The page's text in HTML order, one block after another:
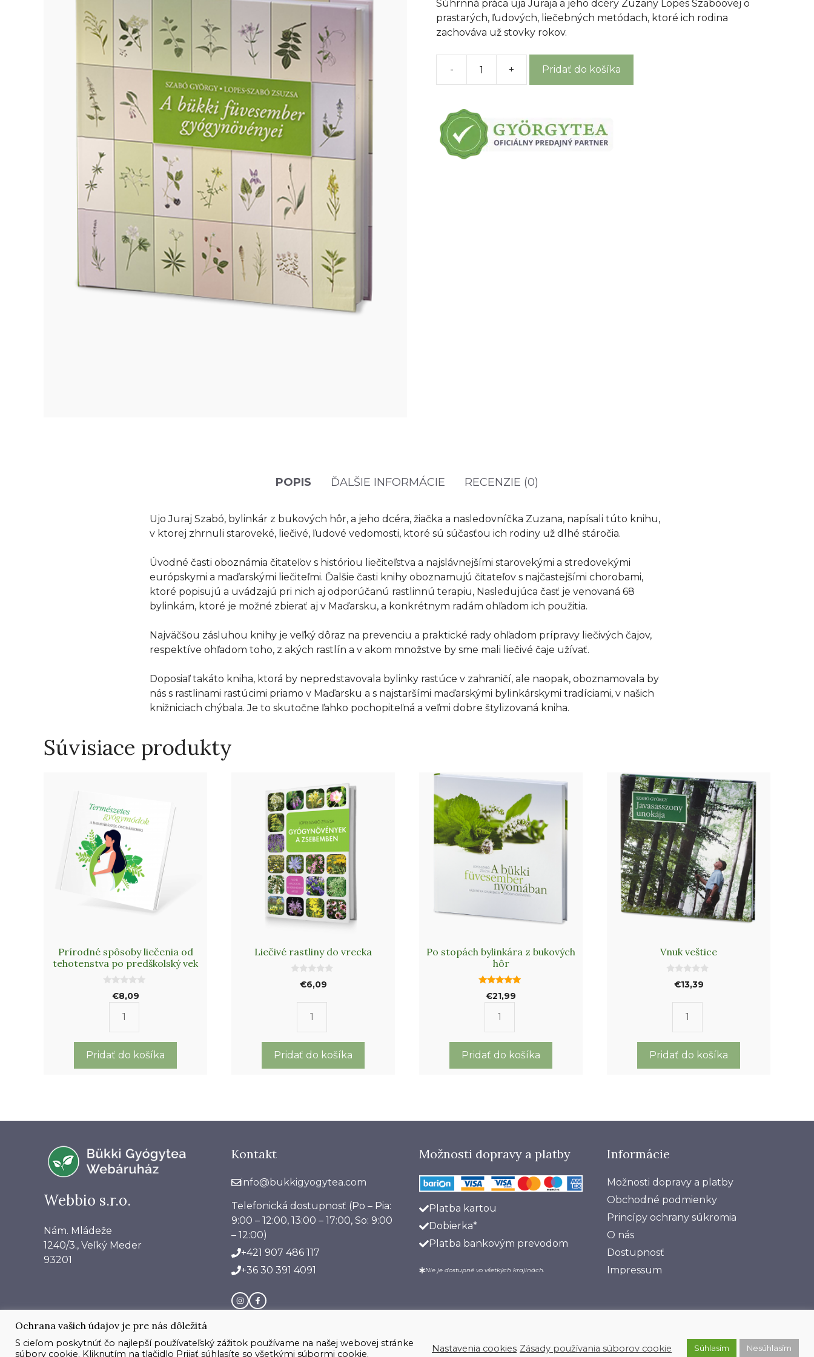
Súhrnná práca uja Juraja a jeho dcéry Zuzany Lopes Szabóovej o
prastarých, ľudových, liečebných metódach, ktoré ich rodina
zachováva už stovky rokov.
-
množstvo
z
bukových
hôr
+ Pridať do košíka
POPIS ĎALŠIE INFORMÁCIE RECENZIE (0)
Ujo Juraj Szabó, bylinkár z bukových hôr, a jeho dcéra, žiačka a nasledovníčka Zuzana, napísali túto knihu,
v ktorej zhrnuli staroveké, liečivé, ľudové vedomosti, ktoré sú súčasťou ich rodiny už dlhé stáročia.
Úvodné časti oboznámia čitateľov s históriou liečiteľstva a najslávnejšími starovekými a stredovekými
európskymi a maďarskými liečiteľmi. Ďalšie časti knihy oboznamujú čitateľov s najčastejšími chorobami,
ktoré popisujú a uvádzajú pri nich aj odporúčanú rastlinnú terapiu, Nasledujúca časť je venovaná 68
bylinkám, ktoré je možné zbierať aj v Maďarsku, a konkrétnym radám ohľadom ich použitia.
Najväčšou zásluhou knihy je veľký dôraz na prevenciu a praktické rady ohľadom prípravy liečivých čajov,
respektíve ohľadom toho, z akých rastlín a v akom množstve by sme mali liečivé čaje užívať.
Doposiaľ takáto kniha, ktorá by nepredstavovala bylinky rastúce v zahraničí, ale naopak, oboznamovala by
nás s rastlinami rastúcimi priamo v Maďarsku a s najstaršími maďarskými bylinkárskymi tradíciami, v našich
knižniciach chýbala. Je to skutočne ľahko pochopiteľná a veľmi dobre štylizovaná kniha.
Súvisiace produkty
Prírodné spôsoby liečenia od
tehotenstva po predškolský vek
€8,09
množstvo
spôsoby
liečenia
Pridať do košíka
Liečivé rastliny do vrecka
€6,09
množstvo
rastliny
do
Pridať do košíka
Po stopách bylinkára z bukových
hôr
5.00
out of 5
€21,99
množstvo
stopách
bylinkára
Pridať do košíka
Vnuk veštice
€13,39
množstvo
veštice
Pridať do košíka
Webbio s.r.o.
Nám. Mládeže
1240/3., Veľký Meder
93201
Kontakt
info@bukkigyogytea.com
Telefonická dostupnosť (Po – Pia:
9:00 – 12:00, 13:00 – 17:00, So: 9:00
– 12:00)
+421 907 486 117
+36 30 391 4091
Možnosti dopravy a platby
Platba kartou
Dobierka*
Platba bankovým prevodom
Nie je dostupné vo všetkých krajinách.
Informácie
Možnosti dopravy a platby
Obchodné podmienky
Princípy ochrany súkromia
O nás
Dostupnosť​
Impressum
Ochrana vašich údajov je pre nás dôležitá
S cieľom poskytnúť čo najlepší používateľský zážitok používame na našej webovej stránke
súbory cookie. Kliknutím na tlačidlo Prijať súhlasíte so všetkými súbormi cookie.
Nastavenia cookies Zásady používania súborov cookie Súhlasím Nesúhlasím